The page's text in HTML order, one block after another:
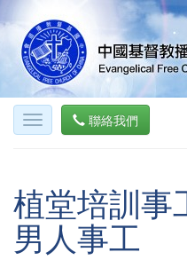
聯絡我們
植堂培訓事
男人事工